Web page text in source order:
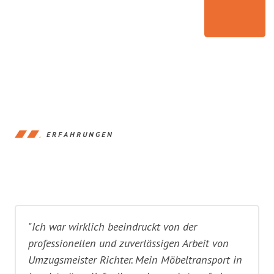
ERFAHRUNGEN
"Ich war wirklich beeindruckt von der
professionellen und zuverlässigen Arbeit von
Umzugsmeister Richter. Mein Möbeltransport in